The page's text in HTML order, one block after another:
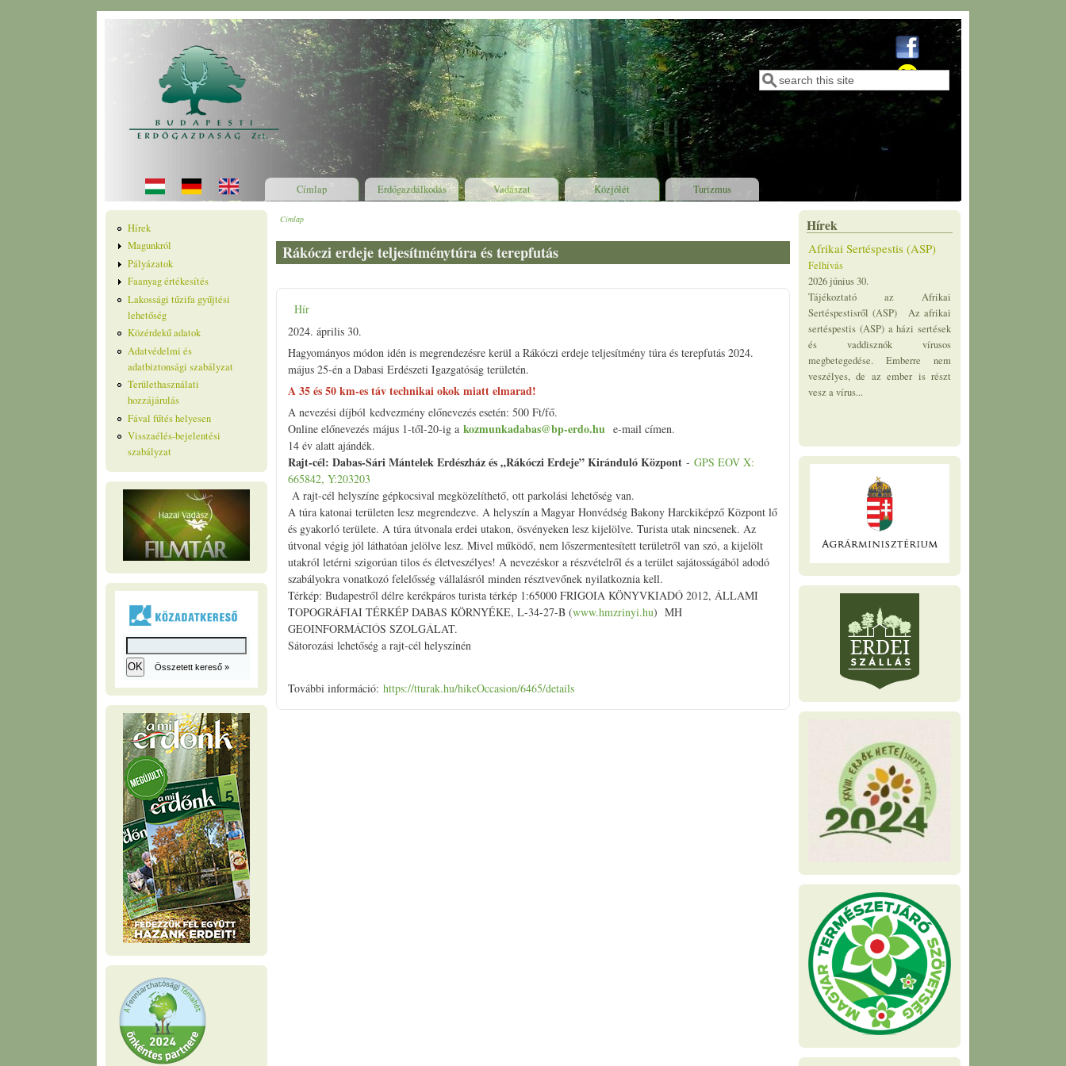
Keresés űrlap
Keresés
Címlap Erdőgazdálkodás Vadászat Közjólét Turizmus
Jelenlegi hely
Címlap
Rákóczi erdeje teljesítménytúra és terepfutás
Hír
2024. április 30.
Hagyományos módon idén is megrendezésre kerül a Rákóczi erdeje teljesítmény túra és terepfutás 2024.
május 25-én a Dabasi Erdészeti Igazgatóság területén.
A 35 és 50 km-es táv technikai okok miatt elmarad!
A nevezési díjból kedvezmény előnevezés esetén: 500 Ft/fő.
Online előnevezés május 1-től-20-ig a kozmunkadabas@bp-erdo.hu e-mail címen.
14 év alatt ajándék.
Rajt-cél: Dabas-Sári Mántelek Erdészház és „Rákóczi Erdeje” Kiránduló Központ - GPS EOV X:
665842, Y:203203
A rajt-cél helyszíne gépkocsival megközelíthető, ott parkolási lehetőség van.
A túra katonai területen lesz megrendezve. A helyszín a Magyar Honvédség Bakony Harckiképző Központ lő
és gyakorló területe. A túra útvonala erdei utakon, ösvényeken lesz kijelölve. Turista utak nincsenek. Az
útvonal végig jól láthatóan jelölve lesz. Mivel működő, nem lőszermentesített területről van szó, a kijelölt
utakról letérni szigorúan tilos és életveszélyes! A nevezéskor a részvételről és a terület sajátosságából adodó
szabályokra vonatkozó felelősség vállalásról minden résztvevőnek nyilatkoznia kell.
Térkép: Budapestről délre kerékpáros turista térkép 1:65000 FRIGOIA KÖNYVKIADÓ 2012, ÁLLAMI
TOPOGRÁFIAI TÉRKÉP DABAS KÖRNYÉKE, L-34-27-B (www.hmzrinyi.hu) MH
GEOINFORMÁCIÓS SZOLGÁLAT.
Sátorozási lehetőség a rajt-cél helyszínén
További információ: https://tturak.hu/hikeOccasion/6465/details
Hírek
Magunkról
Pályázatok
Faanyag értékesítés
Lakossági tűzifa gyűjtési
lehetőség
Közérdekű adatok
Adatvédelmi és
adatbiztonsági szabályzat
Területhasználati
hozzájárulás
Fával fűtés helyesen
Visszaélés-bejelentési
szabályzat
Összetett kereső »
Hírek
Afrikai Sertéspestis (ASP)
Felhívás
2026 június 30.
Tájékoztató az Afrikai
Sertéspestisről (ASP) Az afrikai
sertéspestis (ASP) a házi sertések
és vaddisznók vírusos
megbetegedése. Emberre nem
veszélyes, de az ember is részt
vesz a vírus...